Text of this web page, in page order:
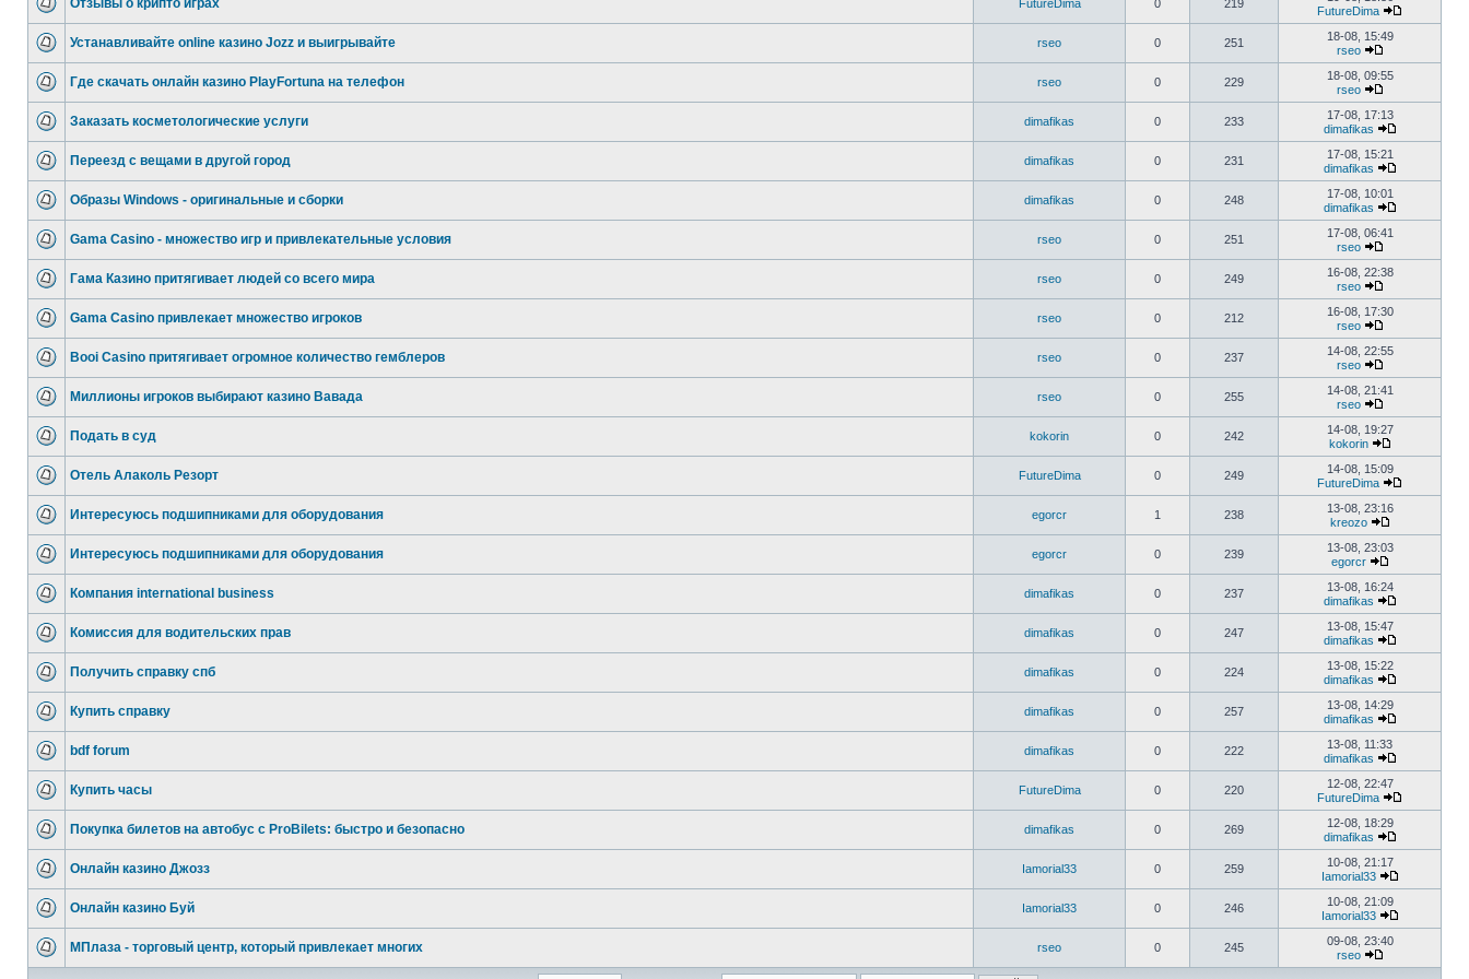
Отзывы о крипто играх FutureDima 0 219
FutureDima
Устанавливайте online казино Jozz и выигрывайте rseo 0 251
18-08, 15:49
rseo
Где скачать онлайн казино PlayFortuna на телефон rseo 0 229
18-08, 09:55
rseo
Заказать косметологические услуги dimafikas 0 233
17-08, 17:13
dimafikas
Переезд с вещами в другой город dimafikas 0 231
17-08, 15:21
dimafikas
Образы Windows - оригинальные и сборки dimafikas 0 248
17-08, 10:01
dimafikas
Gama Casino - множество игр и привлекательные условия rseo 0 251
17-08, 06:41
rseo
Гама Казино притягивает людей со всего мира rseo 0 249
16-08, 22:38
rseo
Gama Casino привлекает множество игроков rseo 0 212
16-08, 17:30
rseo
Booi Casino притягивает огромное количество гемблеров rseo 0 237
14-08, 22:55
rseo
Миллионы игроков выбирают казино Вавада rseo 0 255
14-08, 21:41
rseo
Подать в суд kokorin 0 242
14-08, 19:27
kokorin
Отель Алаколь Резорт FutureDima 0 249
14-08, 15:09
FutureDima
Интересуюсь подшипниками для оборудования egorcr 1 238
13-08, 23:16
kreozo
Интересуюсь подшипниками для оборудования egorcr 0 239
13-08, 23:03
egorcr
Компания international business dimafikas 0 237
13-08, 16:24
dimafikas
Комиссия для водительских прав dimafikas 0 247
13-08, 15:47
dimafikas
Получить справку спб dimafikas 0 224
13-08, 15:22
dimafikas
Купить справку dimafikas 0 257
13-08, 14:29
dimafikas
bdf forum dimafikas 0 222
13-08, 11:33
dimafikas
Купить часы FutureDima 0 220
12-08, 22:47
FutureDima
Покупка билетов на автобус с ProBilets: быстро и безопасно dimafikas 0 269
12-08, 18:29
dimafikas
Онлайн казино Джозз Iamorial33 0 259
10-08, 21:17
Iamorial33
Онлайн казино Буй Iamorial33 0 246
10-08, 21:09
Iamorial33
МПлаза - торговый центр, который привлекает многих rseo 0 245
09-08, 23:40
rseo